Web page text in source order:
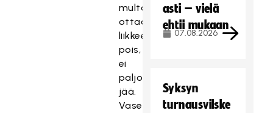
multa
ottaa
liikkeen
pois,
ei
paljoa
jää.
Vasemmalla
asti – vielä
ehtii mukaan
07.08.2026
Syksyn
turnausvilske